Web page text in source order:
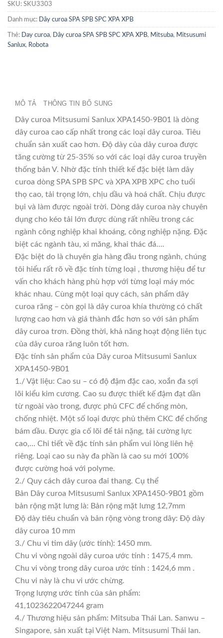
SKU: SKU3303
Danh mục: Dây curoa SPA SPB SPC XPA XPB
Thẻ: Day curoa, Dây curoa SPA SPB SPC XPA XPB, Mitsuba, Mitsusumi
Sanlux, Robota
MÔ TẢ THÔNG TIN BỔ SUNG
Dây curoa Mitsusumi Sanlux XPA1450-9B01 là dòng
dây curoa cao cấp nhất trong các loại dây curoa. Tiêu
chuẩn sản xuất cao hơn. Độ dày của dây curoa được
tăng cường từ 25-35% so với các loại dây curoa truyền
thống bản V. Nhờ đặc tính thiết kế đặc biệt làm dây
curoa dòng SPA SPB SPC và XPA XPB XPC cho tuổi
thọ cao, tải trọng lớn, chịu dầu và hoá chất. Chịu được
bụi và làm được ngoài trời. Dòng dây curoa này chuyên
dụng cho kéo tải lớn được dùng rất nhiều trong các
ngành công nghiệp khai khoáng, công nghiệp nặng. Đặc
biệt các ngành tàu, xi măng, khai thác đá….
Đặc biệt do là chuyên gia hàng đầu trong ngành, chúng
tôi hiểu rất rõ về đặc tính từng loại , thương hiệu để tư
vấn cho khách hàng phù hợp với từng loại máy móc
khác nhau. Cùng một loại quy cách, sản phẩm dây
curoa răng – còn gọi là dây curoa khía thường có chất
lượng cao hơn và giá thành đắc hơn so với sản phẩm
dây curoa trơn. Đồng thời, khả năng hoạt động liên tục
của dây curoa răng luôn tốt hơn.
Đặc tính sản phẩm của Dây curoa Mitsusumi Sanlux
XPA1450-9B01
1./ Vật liệu: Cao su – có độ đậm đặc cao, xoắn đa sợi
lõi kiểu kim cương. Cao su được thiết kế đậm đạt dần
từ ngoài vào trong, được phủ CFC để chống mòn,
chống nhiệt. Một số loại được phủ thêm CKC để chống
bám dầu. Được gia cố lõi để tải nặng, tải cường lực
cao,… Chi tiết về đặc tính sản phẩm vui lòng liên hệ
riêng. Loại cao su này đa phần là cao su mới 100%
được cường hoá với polyme.
2./ Quy cách dây curoa đai thang. Cụ thể
Bản Dây curoa Mitsusumi Sanlux XPA1450-9B01 gồm
bản rộng mặt lưng là: Bản rộng mặt lưng 12,7mm
Độ dày tiêu chuẩn và bản rộng vòng trong dây: Độ dày
dây curoa 10 mm
3./ Chu vi tim dây (ước tính): 1450 mm.
Chu vi vòng ngoài dây curoa ước tính : 1475,4 mm.
Chu vi vòng trong dây curoa ước tính : 1424,6 mm .
Chu vi này là chu vi ước chừng.
Trọng lượng ước tính của sản phẩm:
41,1023622047244 gram
4./ Thương hiệu sản phẩm: Mitsuba Thái Lan. Sanwu –
Singapore, sản xuất tại Việt Nam. Mitsusumi Thái lan.